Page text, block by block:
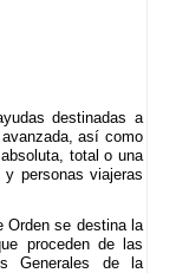
destinadas a
así como
total o una
personas viajeras
Orden se destina la
proceden de las
Generales de la